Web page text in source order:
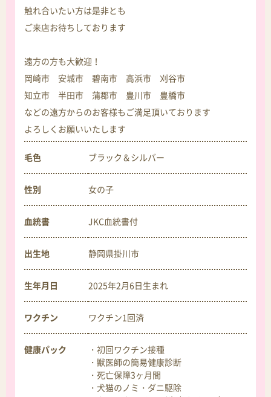
触れ合いたい方は是非とも
ご来店お待ちしております
遠方の方も大歓迎！
岡崎市 安城市 碧南市 高浜市 刈谷市
知立市 半田市 蒲郡市 豊川市 豊橋市
などの遠方からのお客様もご満足頂いております
よろしくお願いいたします
毛色 ブラック＆シルバー
性別 女の子
血統書 JKC血統書付
出生地 静岡県掛川市
生年月日 2025年2月6日生まれ
ワクチン ワクチン1回済
健康パック
・初回ワクチン接種
・獣医師の簡易健康診断
・死亡保障3ヶ月間
・犬猫のノミ・ダニ駆除